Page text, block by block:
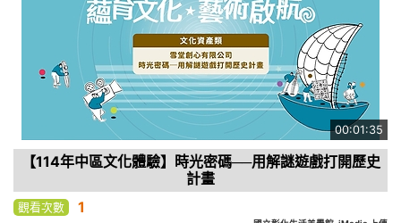
00:01:35
【114年中區文化體驗】時光密碼──用解謎遊戲打開歷史
計畫
觀看次數 1